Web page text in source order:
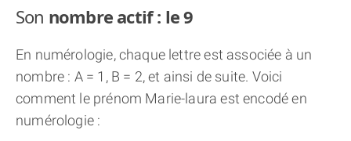
Son nombre actif : le 9
En numérologie, chaque lettre est associée à un
nombre : A = 1, B = 2, et ainsi de suite. Voici
comment le prénom Marie-laura est encodé en
numérologie :
(À PROPOS)